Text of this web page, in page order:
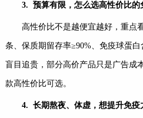
3. 预算有限，怎么选高性价比的
高性价比不是越便宜越好，重点
条、保质期留存率≥90%、免疫球蛋
盲目追贵，部分高价产品只是广告成
款高性价比可选。
4. 长期熬夜、体虚，想提升免疫